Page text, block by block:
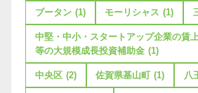
ブータン (1) モーリシャス (1)
中堅・中小・スタートアップ企業の賃
等の大規模成長投資補助金 (1)
中央区 (2) 佐賀県基山町 (1) 八